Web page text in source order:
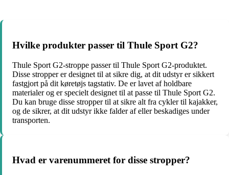
Hvilke produkter passer til Thule Sport G2?
Thule Sport G2-stroppe passer til Thule Sport G2-produktet.
Disse stropper er designet til at sikre dig, at dit udstyr er sikkert
fastgjort på dit køretøjs tagstativ. De er lavet af holdbare
materialer og er specielt designet til at passe til Thule Sport G2.
Du kan bruge disse stropper til at sikre alt fra cykler til kajakker,
og de sikrer, at dit udstyr ikke falder af eller beskadiges under
transporten.
Hvad er varenummeret for disse stropper?